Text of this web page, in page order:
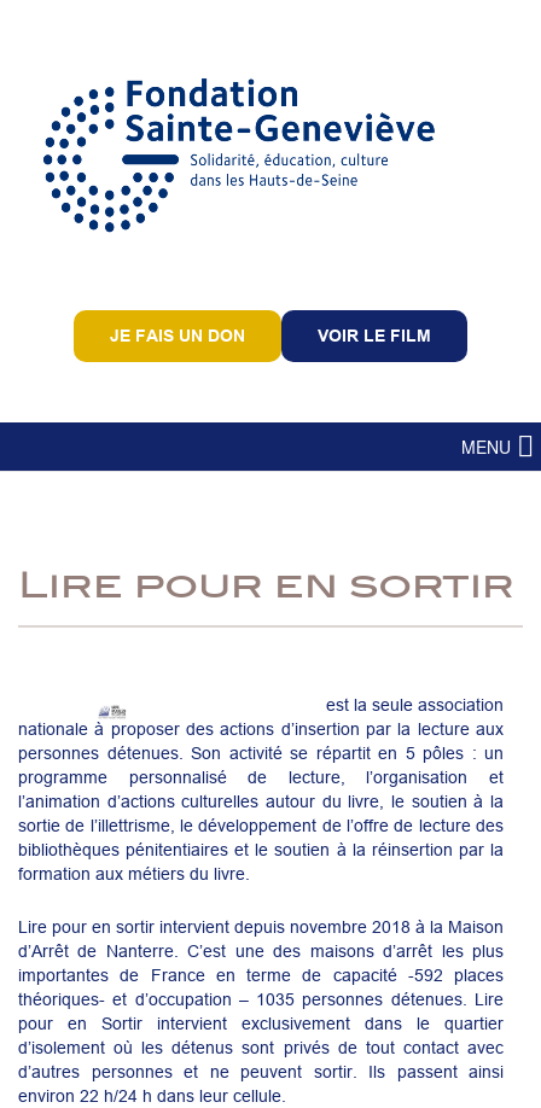
JE FAIS UN DON VOIR LE FILM
MENU
Lire pour en sortir
est la seule association
nationale à proposer des actions d’insertion par la lecture aux
personnes détenues. Son activité se répartit en 5 pôles : un
programme personnalisé de lecture, l’organisation et
l’animation d’actions culturelles autour du livre, le soutien à la
sortie de l’illettrisme, le développement de l’offre de lecture des
bibliothèques pénitentiaires et le soutien à la réinsertion par la
formation aux métiers du livre.
Lire pour en sortir intervient depuis novembre 2018 à la Maison
d’Arrêt de Nanterre. C’est une des maisons d’arrêt les plus
importantes de France en terme de capacité -592 places
théoriques- et d’occupation – 1035 personnes détenues. Lire
pour en Sortir intervient exclusivement dans le quartier
d’isolement où les détenus sont privés de tout contact avec
d’autres personnes et ne peuvent sortir. Ils passent ainsi
environ 22 h/24 h dans leur cellule.